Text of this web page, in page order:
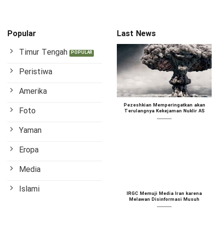
Popular
Timur Tengah
Peristiwa
Amerika
Foto
Yaman
Eropa
Media
Islami
Last News
Pezeshkian Memperingatkan akan
Terulangnya Kekejaman Nuklir AS
IRGC Memuji Media Iran karena
Melawan Disinformasi Musuh